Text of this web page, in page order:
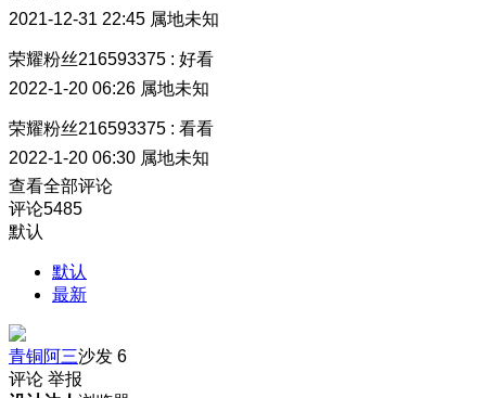
2021-12-31 22:45 属地未知
荣耀粉丝216593375 : 好看
2022-1-20 06:26 属地未知
荣耀粉丝216593375 : 看看
2022-1-20 06:30 属地未知
查看全部评论
评论5485
默认
默认
最新
青铜阿三沙发 6
评论 举报